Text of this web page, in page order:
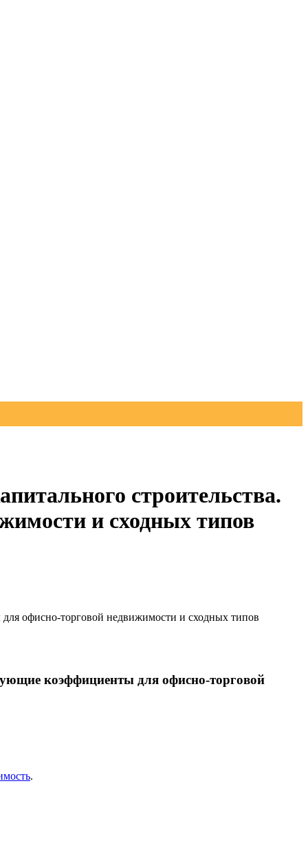
строительства.
и сходных типов
офисно-торговой недвижимости и сходных типов
коэффициенты для офисно-торговой
.